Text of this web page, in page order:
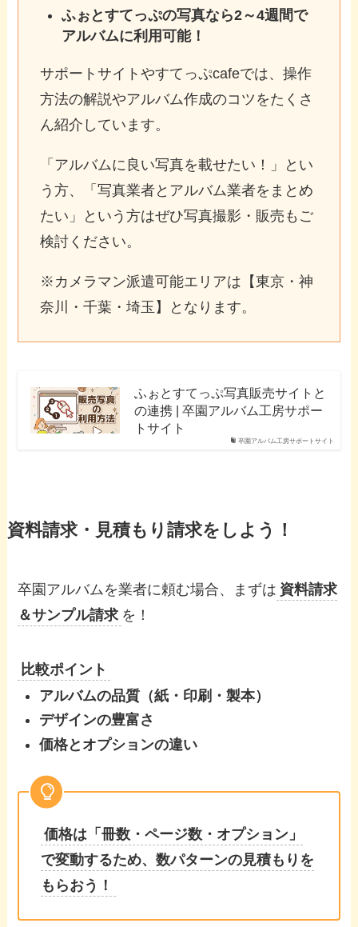
ふぉとすてっぷの写真なら2～4週間で
アルバムに利用可能！
サポートサイトやすてっぷcafeでは、操作
方法の解説やアルバム作成のコツをたくさ
ん紹介しています。
「アルバムに良い写真を載せたい！」とい
う方、「写真業者とアルバム業者をまとめ
たい」という方はぜひ写真撮影・販売もご
検討ください。
※カメラマン派遣可能エリアは【東京・神
奈川・千葉・埼玉】となります。
卒園アルバム工房サポートサイト
ふぉとすてっぷ写真販売サイトと
の連携 | 卒園アルバム工房サポー
トサイト
資料請求・見積もり請求をしよう！
卒園アルバムを業者に頼む場合、まずは 資料請求
＆サンプル請求 を！
比較ポイント
アルバムの品質（紙・印刷・製本）
デザインの豊富さ
価格とオプションの違い
価格は「冊数・ページ数・オプション」
で変動するため、数パターンの見積もりを
もらおう！